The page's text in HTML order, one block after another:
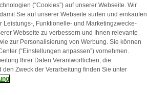
(“Cookies”) auf unserer Webseite. Wir
Sie auf unserer Webseite surfen und einkaufen
Leistungs-, Funktionelle- und Marketingzwecke-
Webseite zu verbessern und Ihnen relevante
zur Personalisierung von Werbung. Sie können
(“Einstellungen anpassen”) vornehmen.
Ihrer Daten Verantwortlichen, die
Zweck der Verarbeitung finden Sie unter